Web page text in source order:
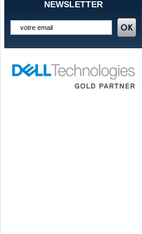
NEWSLETTER